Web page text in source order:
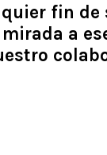
fin
a